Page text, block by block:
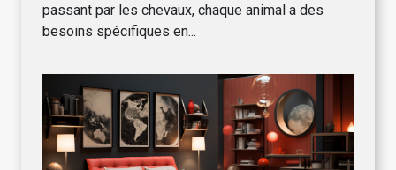
passant par les chevaux, chaque animal a des
besoins spécifiques en...